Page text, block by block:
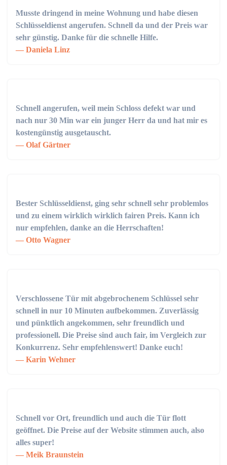
Musste dringend in meine Wohnung und habe diesen
Schlüsseldienst angerufen. Schnell da und der Preis war
sehr günstig. Danke für die schnelle Hilfe.
Daniela Linz
Schnell angerufen, weil mein Schloss defekt war und
nach nur 30 Min war ein junger Herr da und hat mir es
kostengünstig ausgetauscht.
Olaf Gärtner
Bester Schlüsseldienst, ging sehr schnell sehr problemlos
und zu einem wirklich wirklich fairen Preis. Kann ich
nur empfehlen, danke an die Herrschaften!
Otto Wagner
Verschlossene Tür mit abgebrochenem Schlüssel sehr
schnell in nur 10 Minuten aufbekommen. Zuverlässig
und pünktlich angekommen, sehr freundlich und
professionell. Die Preise sind auch fair, im Vergleich zur
Konkurrenz. Sehr empfehlenswert! Danke euch!
Karin Wehner
Schnell vor Ort, freundlich und auch die Tür flott
geöffnet. Die Preise auf der Website stimmen auch, also
alles super!
Meik Braunstein